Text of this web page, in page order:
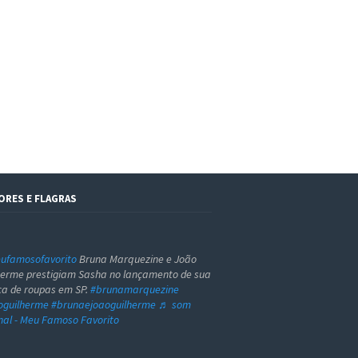
E FLAGRAS
Bruna Marquezine e João
prestigiam Sasha no lançamento de sua
de roupas em SP. #brunamarquezine
#brunaejoaoguilherme ♬ som
- Meu Famoso Favorito